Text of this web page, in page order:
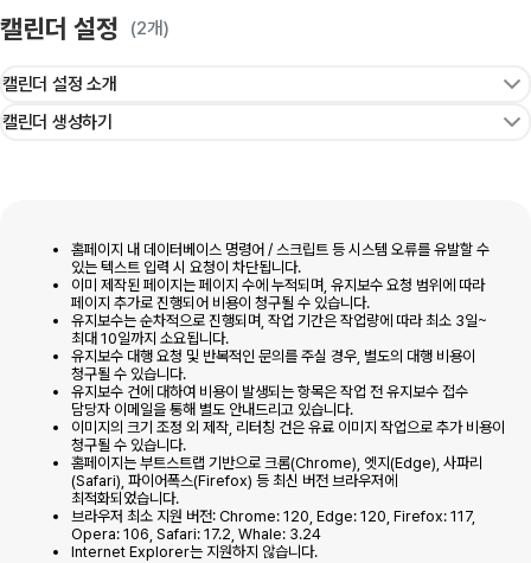
캘린더 설정 (2개)
캘린더 생성하기
캘린더 설정 소개
홈페이지 내 데이터베이스 명령어 / 스크립트 등 시스템 오류를 유발할 수
있는 텍스트 입력 시 요청이 차단됩니다.
이미 제작된 페이지는 페이지 수에 누적되며, 유지보수 요청 범위에 따라
페이지 추가로 진행되어 비용이 청구될 수 있습니다.
유지보수는 순차적으로 진행되며, 작업 기간은 작업량에 따라 최소 3일~
최대 10일까지 소요됩니다.
유지보수 대행 요청 및 반복적인 문의를 주실 경우, 별도의 대행 비용이
청구될 수 있습니다.
유지보수 건에 대하여 비용이 발생되는 항목은 작업 전 유지보수 접수
담당자 이메일을 통해 별도 안내드리고 있습니다.
이미지의 크기 조정 외 제작, 리터칭 건은 유료 이미지 작업으로 추가 비용이
청구될 수 있습니다.
홈페이지는 부트스트랩 기반으로 크롬(Chrome), 엣지(Edge), 사파리
(Safari), 파이어폭스(Firefox) 등 최신 버전 브라우저에
최적화되었습니다.
브라우저 최소 지원 버전: Chrome: 120, Edge: 120, Firefox: 117,
Opera: 106, Safari: 17.2, Whale: 3.24
Internet Explorer는 지원하지 않습니다.